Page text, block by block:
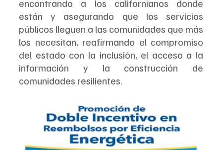
encontrando a los californianos donde
están y asegurando que los servicios
públicos lleguen a las comunidades que más
los necesitan, reafirmando el compromiso
del estado con la inclusión, el acceso a la
información y la construcción de
comunidades resilientes.